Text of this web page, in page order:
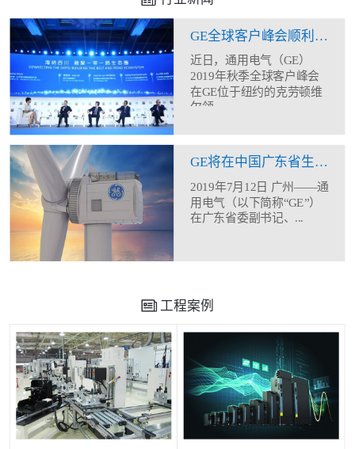
GE全球客户峰会顺利闭幕 助力合作伙伴全方位能力建设
近日，通用电气（GE）
2019年秋季全球客户峰会
在GE位于纽约的克劳顿维
尔领...
GE将在中国广东省生产制造12MW海上风机
2019年7月12日 广州——通
用电气（以下简称“GE”）
在广东省委副书记、...
工程案例